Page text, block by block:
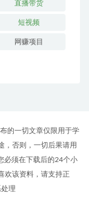
直播带货
短视频
网赚项目
的一切文章仅限用于学
，否则，一切后果请用
必须在下载后的24个小
欢该资料，请支持正
理